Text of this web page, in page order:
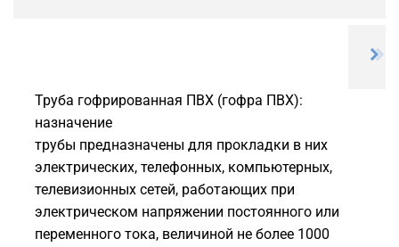
Труба гофрированная ПВХ (гофра ПВХ):
назначение
трубы предназначены для прокладки в них
электрических, телефонных, компьютерных,
телевизионных сетей, работающих при
электрическом напряжении постоянного или
переменного тока, величиной не более 1000